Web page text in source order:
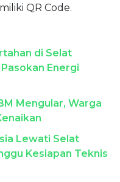
QR Code.
di Selat
Energi
Mengular, Warga
Lewati Selat
Kesiapan Teknis